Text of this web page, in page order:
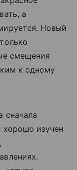
а
Новый
смещения
к одному
сначала
хорошо изучен